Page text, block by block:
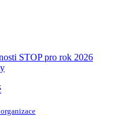
STOP pro rok 2026